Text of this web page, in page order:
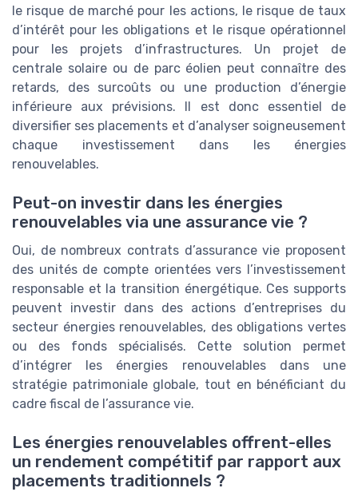
le risque de marché pour les actions, le risque de taux
d’intérêt pour les obligations et le risque opérationnel
pour les projets d’infrastructures. Un projet de
centrale solaire ou de parc éolien peut connaître des
retards, des surcoûts ou une production d’énergie
inférieure aux prévisions. Il est donc essentiel de
diversifier ses placements et d’analyser soigneusement
chaque investissement dans les énergies
renouvelables.
Peut-on investir dans les énergies
renouvelables via une assurance vie ?
Oui, de nombreux contrats d’assurance vie proposent
des unités de compte orientées vers l’investissement
responsable et la transition énergétique. Ces supports
peuvent investir dans des actions d’entreprises du
secteur énergies renouvelables, des obligations vertes
ou des fonds spécialisés. Cette solution permet
d’intégrer les énergies renouvelables dans une
stratégie patrimoniale globale, tout en bénéficiant du
cadre fiscal de l’assurance vie.
Les énergies renouvelables offrent-elles
un rendement compétitif par rapport aux
placements traditionnels ?